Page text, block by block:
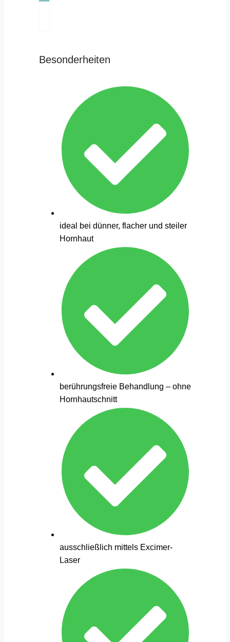
Besonderheiten
ideal bei dünner, flacher und steiler
Hornhaut
berührungsfreie Behandlung – ohne
Hornhautschnitt
ausschließlich mittels Excimer-
Laser